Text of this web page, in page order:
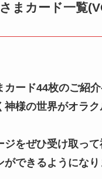
まカード一覧
ード44枚のご紹介
神様の世界がオラ
ジをぜひ受け取って
ができるようになり